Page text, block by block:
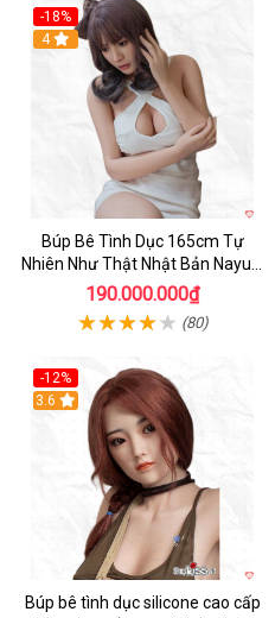
-18%
4
Búp Bê Tình Dục 165cm Tự
Nhiên Như Thật Nhật Bản Nayuki
Cao Cấp
190.000.000₫
(80)
-12%
3.6
Búp bê tình dục silicone cao cấp